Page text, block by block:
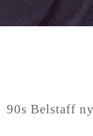
90s Belstaff